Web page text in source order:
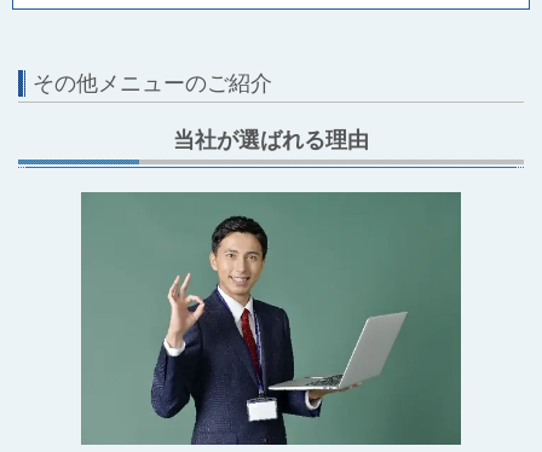
その他メニューのご紹介
当社が選ばれる理由